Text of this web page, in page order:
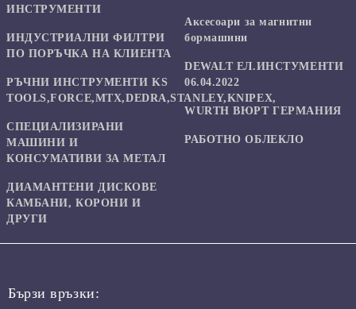
ИНСТРУМЕНТИ
ИНДУСТРИАЛНИ ФИЛТРИ
ПО ПОРЪЧКА НА КЛИЕНТА
РЪЧНИ ИНСТРУМЕНТИ KS
TOOLS,FORCE,MTX,DEDRA,STANLEY,KNIPEX,
СПЕЦИАЛИЗИРАНИ
МАШИНИ И
КОНСУМАТИВИ ЗА МЕТАЛ
ДИАМАНТЕНИ ДИСКОВЕ
КАМБАНИ, КОРОНИ И
ДРУГИ
Аксесоари за магнитни
бормашини
DEWALT ЕЛ.ИНСТУМЕНТИ
06.04.2022
WURTH ВЮРТ ГЕРМАНИЯ
РАБОТНО ОБЛЕКЛО
Бързи връзки: